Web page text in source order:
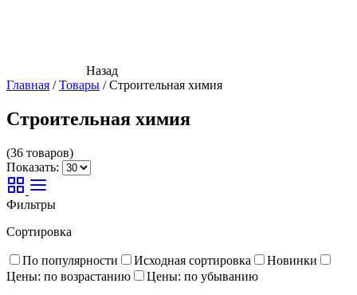
Назад
Главная /Товары /Строительная химия
Строительная химия
(36 товаров)
Показать:
Фильтры
Сортировка
По популярности Исходная сортировка
Новинки
Цены: по возрастанию
Цены: по убыванию